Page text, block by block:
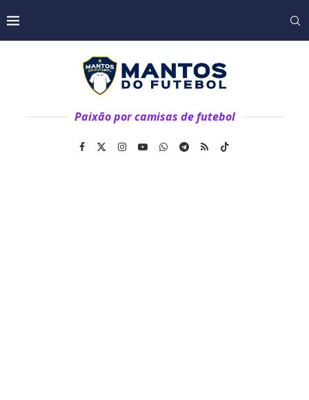
Paixão por camisas de futebol